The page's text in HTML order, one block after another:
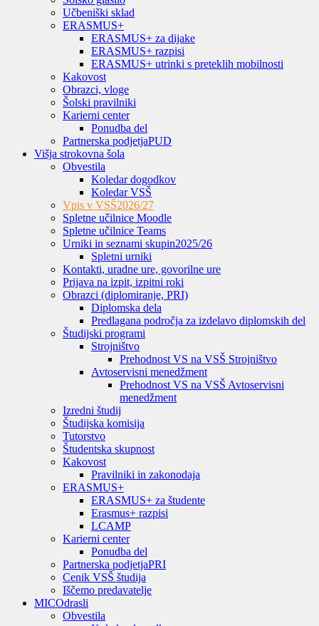
Učbeniški sklad
ERASMUS+
ERASMUS+ za dijake
ERASMUS+ razpisi
ERASMUS+ utrinki s preteklih mobilnosti
Kakovost
Obrazci, vloge
Šolski pravilniki
Karierni center
Ponudba del
Partnerska podjetjaPUD
Višja strokovna šola
Obvestila
Koledar dogodkov
Koledar VSŠ
Vpis v VSŠ2026/27
Spletne učilnice Moodle
Spletne učilnice Teams
Urniki in seznami skupin2025/26
Spletni urniki
Kontakti, uradne ure, govorilne ure
Prijava na izpit, izpitni roki
Obrazci (diplomiranje, PRI)
Diplomska dela
Predlagana področja za izdelavo diplomskih del
Študijski programi
Strojništvo
Prehodnost VS na VSŠ Strojništvo
Avtoservisni menedžment
Prehodnost VS na VSŠ Avtoservisni
menedžment
Izredni študij
Študijska komisija
Tutorstvo
Študentska skupnost
Kakovost
Pravilniki in zakonodaja
ERASMUS+
ERASMUS+ za študente
Erasmus+ razpisi
LCAMP
Karierni center
Ponudba del
Partnerska podjetjaPRI
Cenik VSŠ študija
Iščemo predavatelje
MICOdrasli
Obvestila